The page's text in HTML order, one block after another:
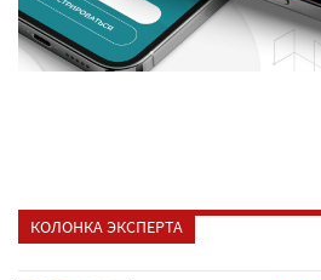
КОЛОНКА ЭКСПЕРТА